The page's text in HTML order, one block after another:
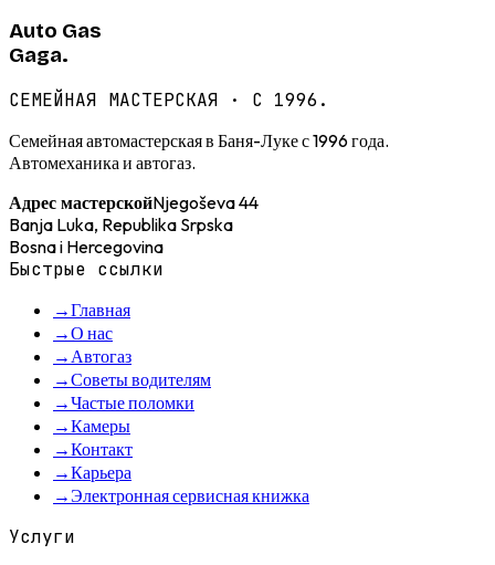
Auto Gas
Gaga.
СЕМЕЙНАЯ МАСТЕРСКАЯ · С 1996.
Семейная автомастерская в Баня-Луке с 1996 года.
Автомеханика и автогаз.
Адрес мастерскойNjegoševa 44
Banja Luka, Republika Srpska
Bosna i Hercegovina
Быстрые ссылки
→Главная
→О нас
→Автогаз
→Советы водителям
→Частые поломки
→Камеры
→Контакт
→Карьера
→Электронная сервисная книжка
Услуги